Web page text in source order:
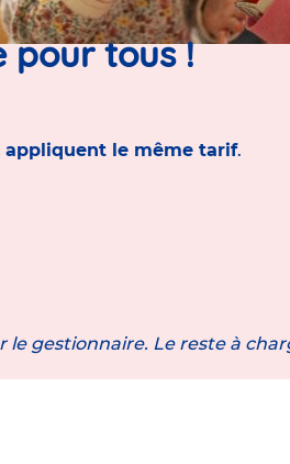
pour tous !
appliquent le même tarif.
gestionnaire. Le reste à